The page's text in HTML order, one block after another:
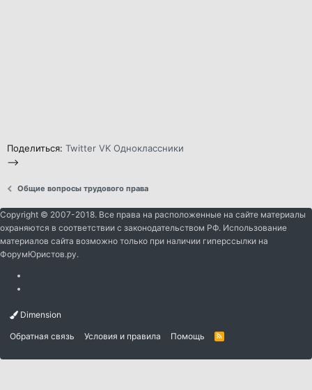
Поделиться: Twitter VK Одноклассники
-->
Общие вопросы трудового права
Copyright © 2007-2018. Все права на расположенные на сайте материалы
охраняются в соответствии с законодательством РФ. Использование
материалов сайта возможно только при наличии гиперссылки на
ФорумЮристов.ру.
Dimension
Обратная связь Условия и правила Помощь